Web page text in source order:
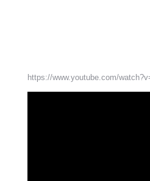
https://www.youtube.com/